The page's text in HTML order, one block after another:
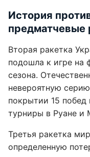
История
предматчевые
Вторая ракетка
подошла к игре на
сезона.
невероятную
покрытии 15
турниры в Руане и
Третья ракетка
определенную